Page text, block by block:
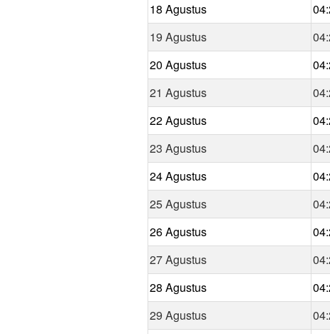
18 Agustus
19 Agustus
20 Agustus
21 Agustus
22 Agustus
23 Agustus
24 Agustus
25 Agustus
26 Agustus
27 Agustus
28 Agustus
29 Agustus